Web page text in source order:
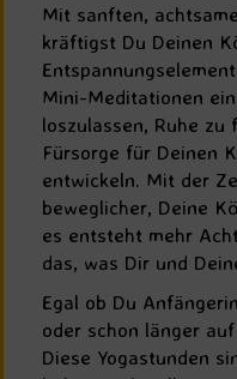
Mit sanften,
kräftigst Du Deinen
Mini-Meditationen
loszulassen, Ruhe
Fürsorge für Deinen
entwickeln. Mit der
beweglicher, Deine
es entsteht mehr
das, was Dir und
Egal ob Du
oder schon länger
Diese Yogastunden